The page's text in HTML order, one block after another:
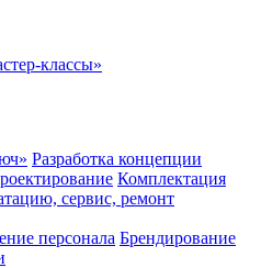
классы»
Разработка концепции
Комплектация
сервис, ремонт
персонала Брендирование